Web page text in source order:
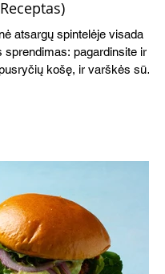
sprendimas: pagardinsite ir
košę, ir varškės sūrį,